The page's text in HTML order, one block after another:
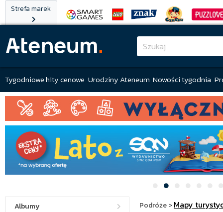
Strefa marek
Tygodniowe hity cenowe Urodziny Ateneum Nowości tygodnia
Albumy
Podróże>Mapy